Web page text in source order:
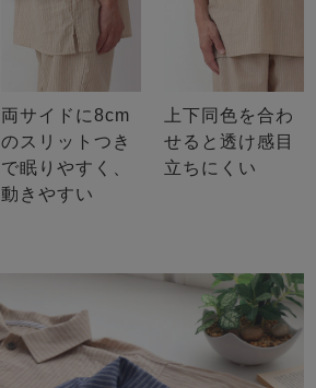
両サイドに8cm
のスリットつき
で眠りやすく、
動きやすい
上下同色を合わ
せると透け感目
立ちにくい